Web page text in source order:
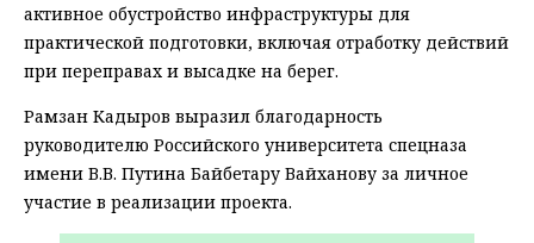
активное обустройство инфраструктуры для
практической подготовки, включая отработку действий
при переправах и высадке на берег.
Рамзан Кадыров выразил благодарность
руководителю Российского университета спецназа
имени В.В. Путина Байбетару Вайханову за личное
участие в реализации проекта.